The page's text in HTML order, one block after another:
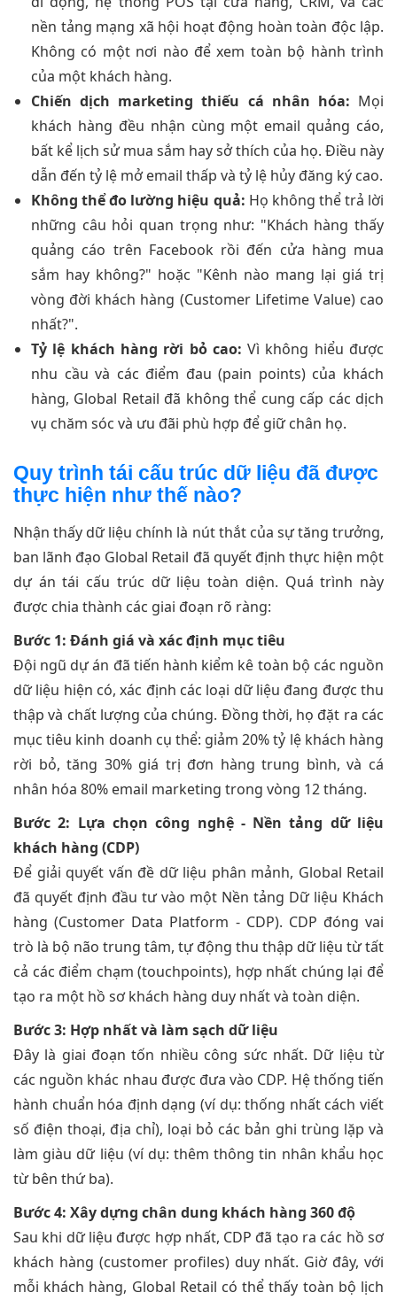
nền tảng mạng xã hội hoạt động hoàn toàn độc lập.
Không có một nơi nào để xem toàn bộ hành trình
của một khách hàng.
Chiến dịch marketing thiếu cá nhân hóa: Mọi
khách hàng đều nhận cùng một email quảng cáo,
bất kể lịch sử mua sắm hay sở thích của họ. Điều này
dẫn đến tỷ lệ mở email thấp và tỷ lệ hủy đăng ký cao.
Không thể đo lường hiệu quả: Họ không thể trả lời
những câu hỏi quan trọng như: "Khách hàng thấy
quảng cáo trên Facebook rồi đến cửa hàng mua
sắm hay không?" hoặc "Kênh nào mang lại giá trị
vòng đời khách hàng (Customer Lifetime Value) cao
nhất?".
Tỷ lệ khách hàng rời bỏ cao: Vì không hiểu được
nhu cầu và các điểm đau (pain points) của khách
hàng, Global Retail đã không thể cung cấp các dịch
vụ chăm sóc và ưu đãi phù hợp để giữ chân họ.
Quy trình tái cấu trúc dữ liệu đã được
thực hiện như thế nào?
Nhận thấy dữ liệu chính là nút thắt của sự tăng trưởng,
ban lãnh đạo Global Retail đã quyết định thực hiện một
dự án tái cấu trúc dữ liệu toàn diện. Quá trình này
được chia thành các giai đoạn rõ ràng:
Bước 1: Đánh giá và xác định mục tiêu
Đội ngũ dự án đã tiến hành kiểm kê toàn bộ các nguồn
dữ liệu hiện có, xác định các loại dữ liệu đang được thu
thập và chất lượng của chúng. Đồng thời, họ đặt ra các
mục tiêu kinh doanh cụ thể: giảm 20% tỷ lệ khách hàng
rời bỏ, tăng 30% giá trị đơn hàng trung bình, và cá
nhân hóa 80% email marketing trong vòng 12 tháng.
Bước 2: Lựa chọn công nghệ - Nền tảng dữ liệu
khách hàng (CDP)
Để giải quyết vấn đề dữ liệu phân mảnh, Global Retail
đã quyết định đầu tư vào một Nền tảng Dữ liệu Khách
hàng (Customer Data Platform - CDP). CDP đóng vai
trò là bộ não trung tâm, tự động thu thập dữ liệu từ tất
cả các điểm chạm (touchpoints), hợp nhất chúng lại để
tạo ra một hồ sơ khách hàng duy nhất và toàn diện.
Bước 3: Hợp nhất và làm sạch dữ liệu
Đây là giai đoạn tốn nhiều công sức nhất. Dữ liệu từ
các nguồn khác nhau được đưa vào CDP. Hệ thống tiến
hành chuẩn hóa định dạng (ví dụ: thống nhất cách viết
số điện thoại, địa chỉ), loại bỏ các bản ghi trùng lặp và
làm giàu dữ liệu (ví dụ: thêm thông tin nhân khẩu học
từ bên thứ ba).
Bước 4: Xây dựng chân dung khách hàng 360 độ
Sau khi dữ liệu được hợp nhất, CDP đã tạo ra các hồ sơ
khách hàng (customer profiles) duy nhất. Giờ đây, với
mỗi khách hàng, Global Retail có thể thấy toàn bộ lịch